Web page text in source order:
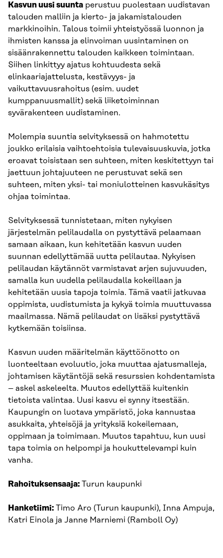
Kasvun uusi suunta perustuu puolestaan uudistavan
talouden malliin ja kierto- ja jakamistalouden
markkinoihin. Talous toimii yhteistyössä luonnon ja
ihmisten kanssa ja elinvoiman uusintaminen on
sisäänrakennettu talouden kaikkeen toimintaan.
Siihen linkittyy ajatus kohtuudesta sekä
elinkaariajattelusta, kestävyys- ja
vaikuttavuusrahoitus (esim. uudet
kumppanuusmallit) sekä liiketoiminnan
syvärakenteen uudistaminen.
Molempia suuntia selvityksessä on hahmotettu
joukko erilaisia vaihtoehtoisia tulevaisuuskuvia, jotka
eroavat toisistaan sen suhteen, miten keskitettyyn tai
jaettuun johtajuuteen ne perustuvat sekä sen
suhteen, miten yksi- tai moniulotteinen kasvukäsitys
ohjaa toimintaa.
Selvityksessä tunnistetaan, miten nykyisen
järjestelmän pelilaudalla on pystyttävä pelaamaan
samaan aikaan, kun kehitetään kasvun uuden
suunnan edellyttämää uutta pelilautaa. Nykyisen
pelilaudan käytännöt varmistavat arjen sujuvuuden,
samalla kun uudella pelilaudalla kokeillaan ja
kehitetään uusia tapoja toimia. Tämä vaatii jatkuvaa
oppimista, uudistumista ja kykyä toimia muuttuvassa
maailmassa. Nämä pelilaudat on lisäksi pystyttävä
kytkemään toisiinsa.
Kasvun uuden määritelmän käyttöönotto on
luonteeltaan evoluutio, joka muuttaa ajatusmalleja,
johtamisen käytäntöjä sekä resurssien kohdentamista
– askel askeleelta. Muutos edellyttää kuitenkin
tietoista valintaa. Uusi kasvu ei synny itsestään.
Kaupungin on luotava ympäristö, joka kannustaa
asukkaita, yhteisöjä ja yrityksiä kokeilemaan,
oppimaan ja toimimaan. Muutos tapahtuu, kun uusi
tapa toimia on helpompi ja houkuttelevampi kuin
vanha.
Rahoituksensaaja: Turun kaupunki
Hanketiimi: Timo Aro (Turun kaupunki), Inna Ampuja,
Katri Einola ja Janne Marniemi (Ramboll Oy)